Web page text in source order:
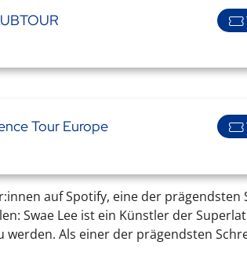
Tour Europe
auf Spotify, eine der
Swae Lee ist ein Künstler der
Als einer der prägendsten